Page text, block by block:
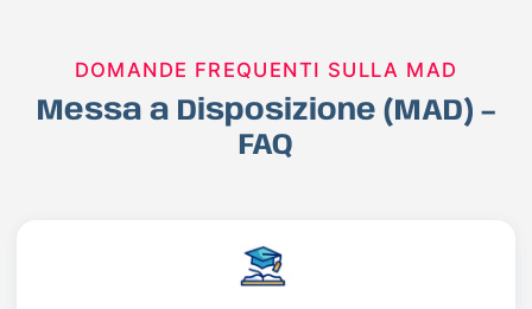
DOMANDE FREQUENTI SULLA MAD
Messa a Disposizione (MAD) –
FAQ